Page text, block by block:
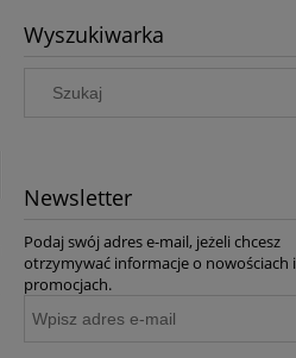
Wyszukiwarka
Newsletter
Podaj swój adres e-mail, jeżeli chcesz
otrzymywać informacje o nowościach i
promocjach.